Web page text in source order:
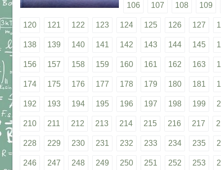
106 107 108 109
120 121 122 123 124 125 126 127
138 139 140 141 142 143 144 145
156 157 158 159 160 161 162 163
174 175 176 177 178 179 180 181
192 193 194 195 196 197 198 199
210 211 212 213 214 215 216 217
228 229 230 231 232 233 234 235
246 247 248 249 250 251 252 253